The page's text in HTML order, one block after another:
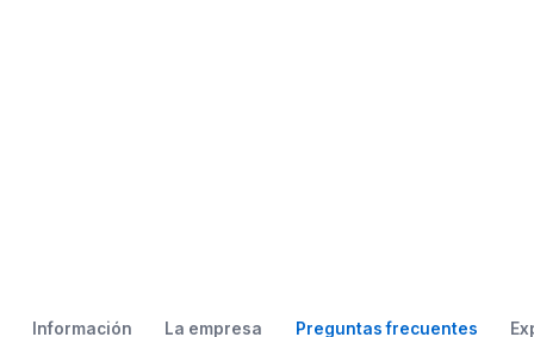
Información La empresa Preguntas frecuentes